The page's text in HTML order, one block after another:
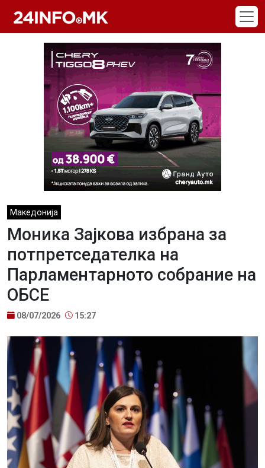
Македонија
Моника Зајкова избрана за
потпретседателка на
Парламентарното собрание на
ОБСЕ
08/07/2026 15:27